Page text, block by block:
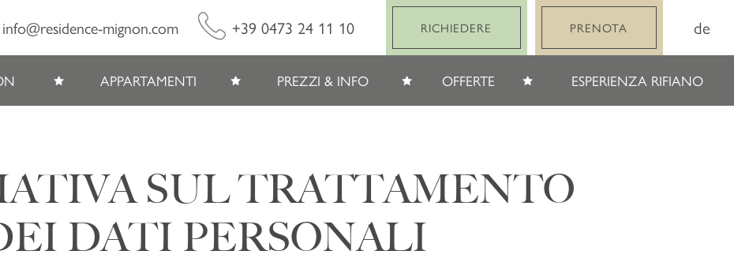
RICHIEDERE PRENOTA
info@residence-mignon.com +39 0473 24 11 10 de
APPARTAMENTI PREZZI & INFO OFFERTE ESPERIENZA RIFIANO
SUL TRATTAMENTO
DATI PERSONALI